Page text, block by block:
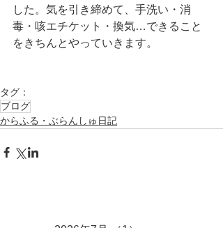
した。気を引き締めて、手洗い・消
毒・咳エチケット・換気…できること
をきちんとやっていきます。
タグ：
ブログ
からふる・ぶらんしゅ日記